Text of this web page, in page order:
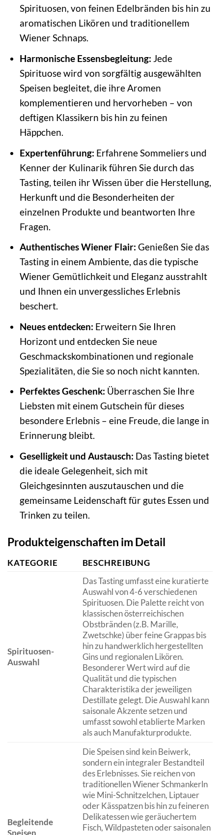
Spirituosen, von feinen Edelbränden bis hin zu
aromatischen Likören und traditionellem
Wiener Schnaps.
Harmonische Essensbegleitung: Jede
Spirituose wird von sorgfältig ausgewählten
Speisen begleitet, die ihre Aromen
komplementieren und hervorheben – von
deftigen Klassikern bis hin zu feinen
Häppchen.
Expertenführung: Erfahrene Sommeliers und
Kenner der Kulinarik führen Sie durch das
Tasting, teilen ihr Wissen über die Herstellung,
Herkunft und die Besonderheiten der
einzelnen Produkte und beantworten Ihre
Fragen.
Authentisches Wiener Flair: Genießen Sie das
Tasting in einem Ambiente, das die typische
Wiener Gemütlichkeit und Eleganz ausstrahlt
und Ihnen ein unvergessliches Erlebnis
beschert.
Neues entdecken: Erweitern Sie Ihren
Horizont und entdecken Sie neue
Geschmackskombinationen und regionale
Spezialitäten, die Sie so noch nicht kannten.
Perfektes Geschenk: Überraschen Sie Ihre
Liebsten mit einem Gutschein für dieses
besondere Erlebnis – eine Freude, die lange in
Erinnerung bleibt.
Geselligkeit und Austausch: Das Tasting bietet
die ideale Gelegenheit, sich mit
Gleichgesinnten auszutauschen und die
gemeinsame Leidenschaft für gutes Essen und
Trinken zu teilen.
Produkteigenschaften im Detail
KATEGORIE BESCHREIBUNG
Spirituosen-
Auswahl
Das Tasting umfasst eine kuratierte
Auswahl von 4-6 verschiedenen
Spirituosen. Die Palette reicht von
klassischen österreichischen
Obstbränden (z.B. Marille,
Zwetschke) über feine Grappas bis
hin zu handwerklich hergestellten
Gins und regionalen Likören.
Besonderer Wert wird auf die
Qualität und die typischen
Charakteristika der jeweiligen
Destillate gelegt. Die Auswahl kann
saisonale Akzente setzen und
umfasst sowohl etablierte Marken
als auch Manufakturprodukte.
Begleitende
Speisen
Die Speisen sind kein Beiwerk,
sondern ein integraler Bestandteil
des Erlebnisses. Sie reichen von
traditionellen Wiener Schmankerln
wie Mini-Schnitzelchen, Liptauer
oder Kässpatzen bis hin zu feineren
Delikatessen wie geräuchertem
Fisch, Wildpasteten oder saisonalen